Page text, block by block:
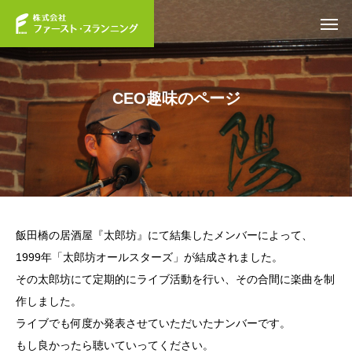
CEO趣味のページ
飯田橋の居酒屋『太郎坊』にて結集したメンバーによって、
1999年 「太郎坊オールスターズ」 が結成されました。
その太郎坊にて定期的にライブ活動を行い、その合間に楽曲を制
作しました。
ライブでも何度か発表させていただいたナンバーです。
もし良かったら聴いていってください。